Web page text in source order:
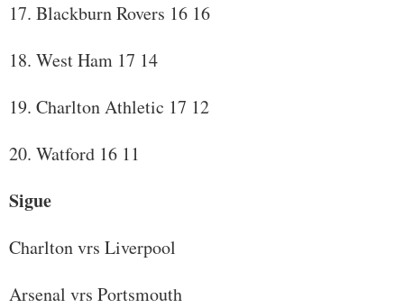
17. Blackburn Rovers 16 16
18. West Ham 17 14
19. Charlton Athletic 17 12
20. Watford 16 11
Sigue
Charlton vrs Liverpool
Arsenal vrs Portsmouth